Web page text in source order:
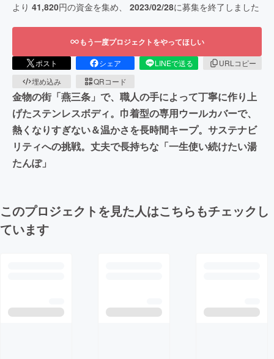
より 41,820円の資金を集め、 2023/02/28に募集を終了しました
もう一度プロジェクトをやってほしい
ポスト シェア LINEで送る
URLコピー
埋め込み
QRコード
金物の街「燕三条」で、職人の手によって丁寧に作り上
げたステンレスボディ。巾着型の専用ウールカバーで、
熱くなりすぎない＆温かさを長時間キープ。サステナビ
リティへの挑戦。丈夫で長持ちな「一生使い続けたい湯
たんぽ」
このプロジェクトを見た人はこちらもチェックし
ています